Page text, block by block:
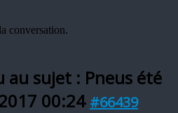
conversation.
au sujet : Pneus été
00:24 #66439